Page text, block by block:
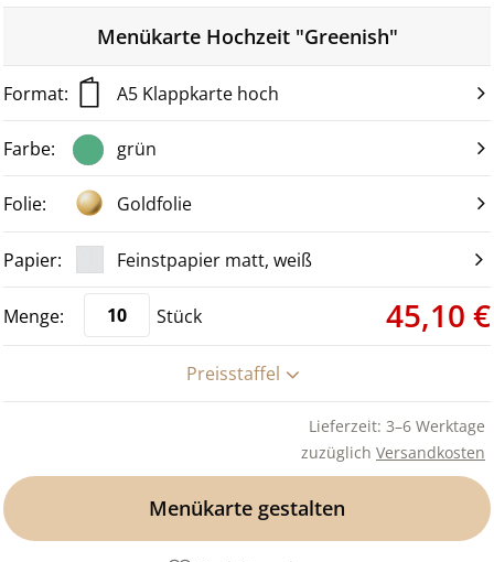
Menükarte Hochzeit "Greenish"
A5 Klappkarte hoch
grün
Goldfolie
Feinstpapier matt, weiß
Stück 45,10 €
Preisstaffel
Lieferzeit: 3–6 Werktage
zuzüglich Versandkosten
Menükarte gestalten